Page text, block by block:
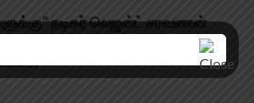
நடிகர் லெஜன்ட் சரவணன்
₹50,000/- மற்றும் மளிகை